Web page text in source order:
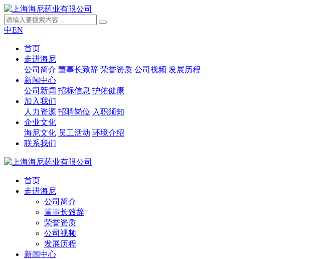
中EN
首页
走进海尼
公司简介 董事长致辞 荣誉资质 公司视频 发展历程
新闻中心
公司新闻 招标信息 护佑健康
加入我们
人力资源 招聘岗位 入职须知
企业文化
海尼文化 员工活动 环境介绍
联系我们
首页
走进海尼
公司简介
董事长致辞
荣誉资质
公司视频
发展历程
新闻中心